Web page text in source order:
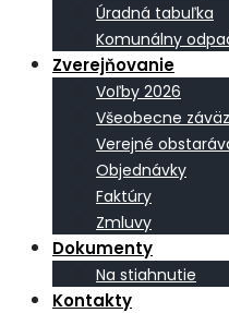
Úradná tabuľka
Komunálny
Zverejňovanie
Voľby 2026
Všeobecne
Verejné
Objednávky
Faktúry
Zmluvy
Dokumenty
Na stiahnutie
Kontakty